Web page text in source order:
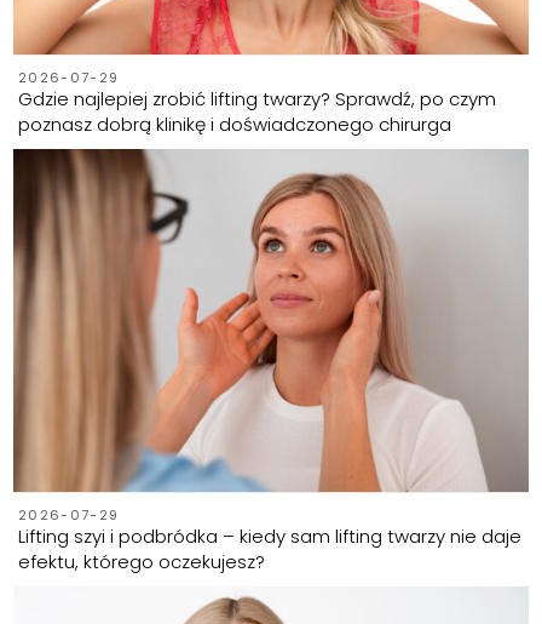
2026-07-29
Gdzie najlepiej zrobić lifting twarzy? Sprawdź, po czym
poznasz dobrą klinikę i doświadczonego chirurga
2026-07-29
Lifting szyi i podbródka – kiedy sam lifting twarzy nie daje
efektu, którego oczekujesz?